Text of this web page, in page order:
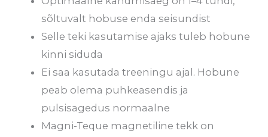
sõltuvalt hobuse enda seisundist
Selle teki kasutamise ajaks tuleb hobune
kinni siduda
Ei saa kasutada treeningu ajal. Hobune
peab olema puhkeasendis ja
pulsisagedus normaalne
Magni-Teque magnetiline tekk on